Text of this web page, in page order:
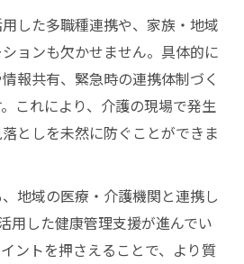
した多職種連携や、家族・地域
ョンも欠かせません。具体的に
報共有、緊急時の連携体制づく
これにより、介護の現場で発生
としを未然に防ぐことができま
地域の医療・介護機関と連携し
用した健康管理支援が進んでい
ントを押さえることで、より質